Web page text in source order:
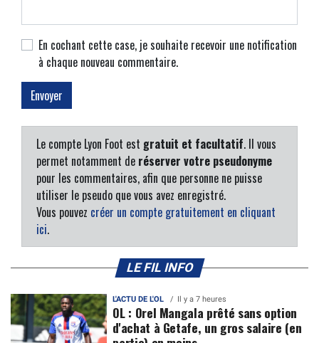
En cochant cette case, je souhaite recevoir une notification
à chaque nouveau commentaire.
Le compte Lyon Foot est gratuit et facultatif. Il vous
permet notamment de réserver votre pseudonyme
pour les commentaires, afin que personne ne puisse
utiliser le pseudo que vous avez enregistré.
Vous pouvez créer un compte gratuitement en cliquant
ici.
LE FIL INFO
L'ACTU DE L'OL Il y a 7 heures
OL : Orel Mangala prêté sans option
d'achat à Getafe, un gros salaire (en